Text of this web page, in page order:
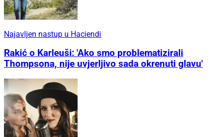
Najavljen nastup u Haciendi
Rakić o Karleuši: 'Ako smo problematizirali
Thompsona, nije uvjerljivo sada okrenuti glavu'